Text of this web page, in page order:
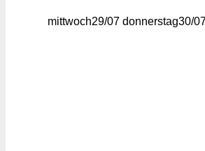
mittwoch29/07 donnerstag30/